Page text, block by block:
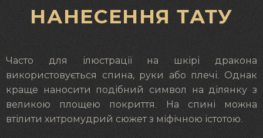
НАНЕСЕННЯ ТАТУ
Часто для ілюстрації на шкірі дракона
використовується спина, руки або плечі. Однак
краще наносити подібний символ на ділянку з
великою площею покриття. На спині можна
втілити хитромудрий сюжет з міфічною істотою.